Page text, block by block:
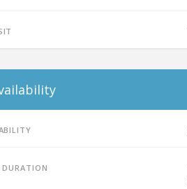
duration